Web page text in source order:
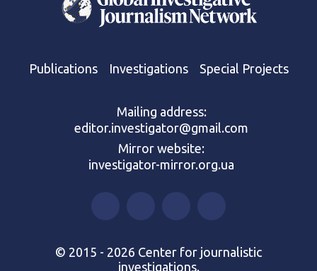
Publications Investigations Special Projects
Mailing address:
editor.investigator@gmail.com
Mirror website:
investigator-mirror.org.ua
© 2015 - 2026 Center for journalistic
investigations.